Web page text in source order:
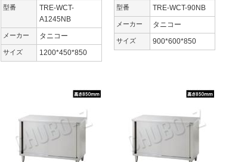
型番
TRE-WCT-
A1245NB
メーカー タニコー
サイズ 1200*450*850
型番 TRE-WCT-90NB
メーカー タニコー
サイズ 900*600*850